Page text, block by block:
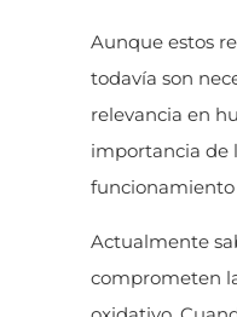
Aunque estos
todavía son
relevancia en
importancia de
Actualmente
comprometen